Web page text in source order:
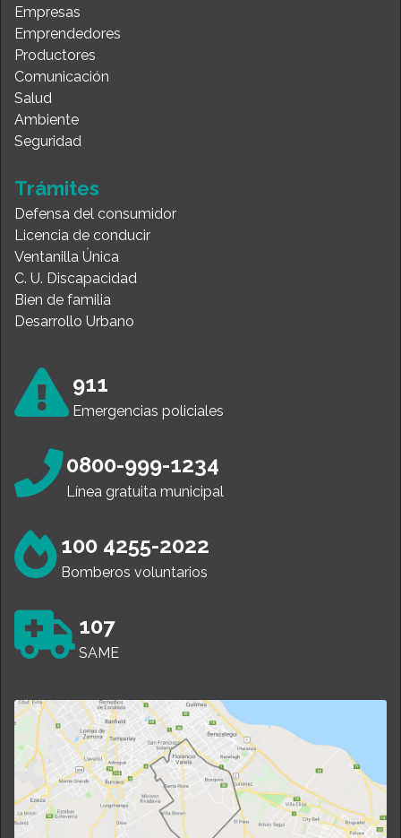
Empresas
Emprendedores
Productores
Comunicación
Salud
Ambiente
Seguridad
Trámites
Defensa del consumidor
Licencia de conducir
Ventanilla Única
C. U. Discapacidad
Bien de familia
Desarrollo Urbano
911
Emergencias policiales
0800-999-1234
Línea gratuita municipal
100 4255-2022
Bomberos voluntarios
107
SAME